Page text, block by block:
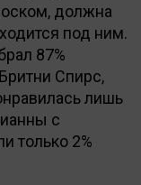
должна
под ним.
87%
Спирс,
лишь
с
только 2%